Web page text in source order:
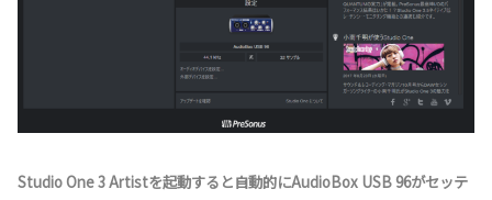
Studio One 3 Artistを起動すると自動的にAudioBox USB 96がセッテ